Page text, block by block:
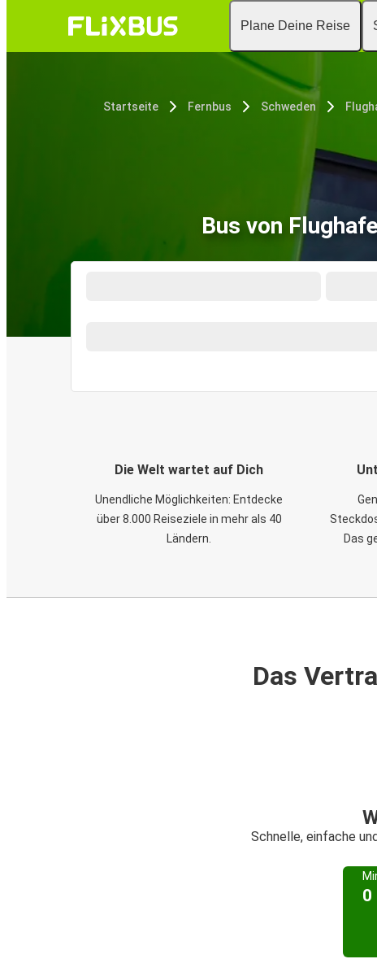
Plane Deine Reise
Startseite Fernbus Schweden
Bus von
Die Welt wartet auf Dich
Unendliche Möglichkeiten: Entdecke
über 8.000 Reiseziele in mehr als 40
Ländern.
Das
Das
Schnelle, einfache
0